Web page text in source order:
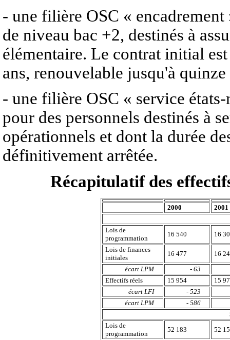
- une filière OSC «
de niveau bac +2, destinés à
élémentaire. Le contrat initial
ans, renouvelable jusqu'à
- une filière OSC « service
pour des personnels destinés à
opérationnels et dont la durée
définitivement arrêtée.
Récapitulatif des
2000 2001
Lois de
programmation
16 540
16
Lois de finances
initiales
16 477
16
écart LPM
- 63
Effectifs réels
15 954
15
écart LFI
- 523
écart LPM
- 586
Lois de
programmation
52 183
52